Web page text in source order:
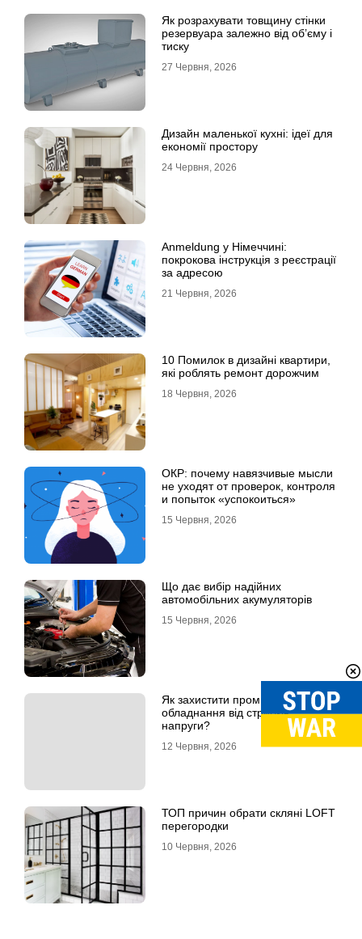
Як розрахувати товщину стінки
резервуара залежно від об’єму і
тиску
27 Червня, 2026
Дизайн маленької кухні: ідеї для
економії простору
24 Червня, 2026
Anmeldung у Німеччині:
покрокова інструкція з реєстрації
за адресою
21 Червня, 2026
10 Помилок в дизайні квартири,
які роблять ремонт дорожчим
18 Червня, 2026
ОКР: почему навязчивые мысли
не уходят от проверок, контроля
и попыток «успокоиться»
15 Червня, 2026
Що дає вибір надійних
автомобільних акумуляторів
15 Червня, 2026
Як захистити промислове
обладнання від стрибків
напруги?
12 Червня, 2026
ТОП причин обрати скляні LOFT
перегородки
10 Червня, 2026